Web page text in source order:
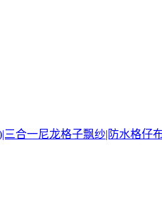
合一尼龙格子飘纱|防水格仔